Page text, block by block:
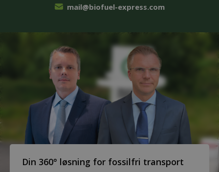
Din 360° løsning for fossilfri transport
mail@biofuel-express.com